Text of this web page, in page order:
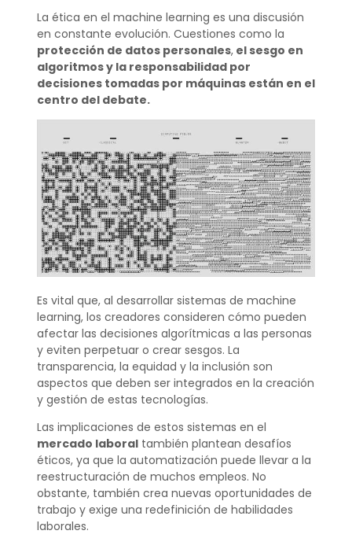
La ética en el machine learning es una discusión
en constante evolución. Cuestiones como la
protección de datos personales,el sesgo en
algoritmos y la responsabilidad por
decisiones tomadas por máquinas están en el
centro del debate.
Es vital que, al desarrollar sistemas de machine
learning, los creadores consideren cómo pueden
afectar las decisiones algorítmicas a las personas
y eviten perpetuar o crear sesgos. La
transparencia, la equidad y la inclusión son
aspectos que deben ser integrados en la creación
y gestión de estas tecnologías.
Las implicaciones de estos sistemas en el
mercado laboraltambién plantean desafíos
éticos, ya que la automatización puede llevar a la
reestructuración de muchos empleos. No
obstante, también crea nuevas oportunidades de
trabajo y exige una redefinición de habilidades
laborales.